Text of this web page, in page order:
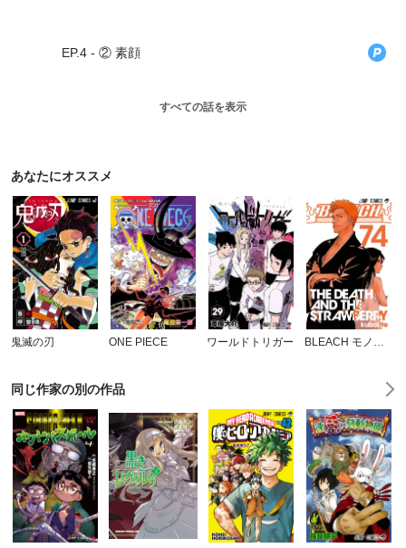
EP.4 - ② 素顔
すべての話を表示
あなたにオススメ
鬼滅の刃 ONE PIECE ワールドトリガー BLEACH モノクロ版
同じ作家の別の作品